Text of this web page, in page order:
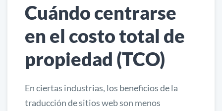
Cuándo centrarse
en el costo total de
propiedad (TCO)
En ciertas industrias, los beneficios de la
traducción de sitios web son menos